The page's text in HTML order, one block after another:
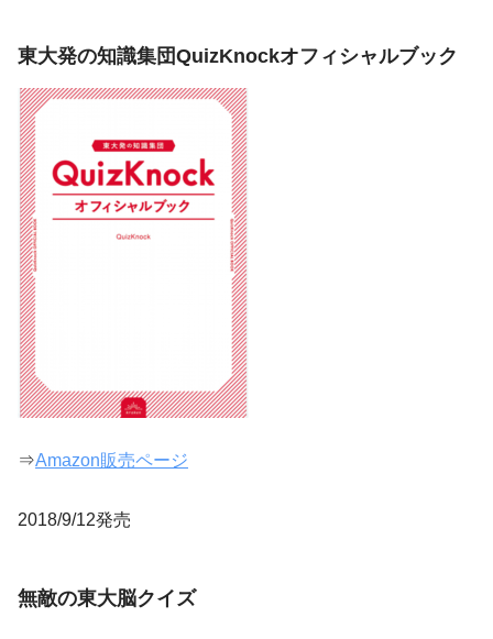
東大発の知識集団QuizKnockオフィシャルブック
⇒Amazon販売ページ
2018/9/12発売
無敵の東大脳クイズ